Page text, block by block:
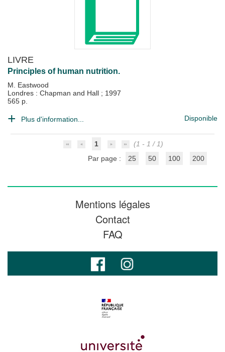
LIVRE
Principles of human nutrition.
M. Eastwood
Londres : Chapman and Hall ; 1997
565 p.
Plus d'information... Disponible
1
(1 - 1 / 1)
Par page :
25 50 100 200
Mentions légales
Contact
FAQ